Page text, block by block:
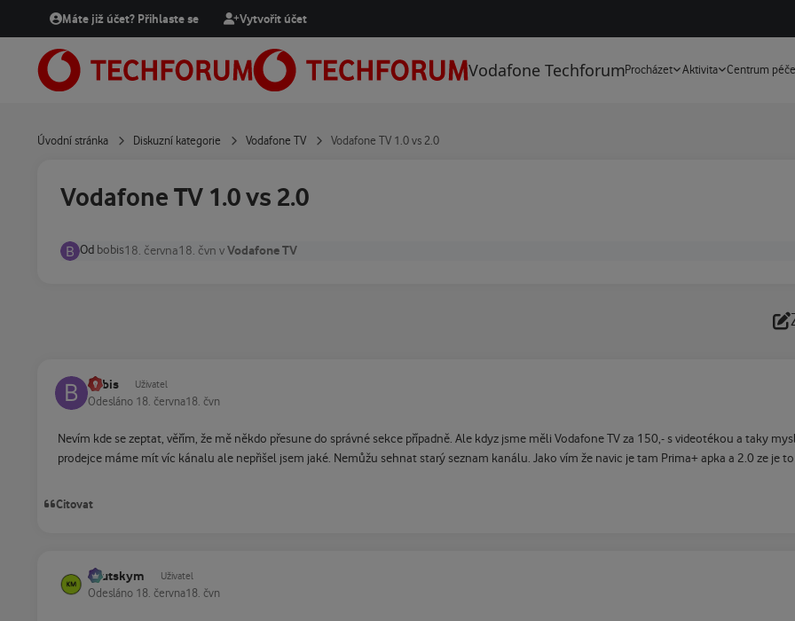
Přejít na obsah
Máte již účet? Přihlaste se Vytvořit účet
Vodafone TechforumProcházet Aktivita Centrum péče
Úvodní stránka Diskuzní kategorie Vodafone TV Vodafone TV 1.0 vs 2.0
Vodafone TV 1.0 vs 2.0
Od bobis18. června18. čvn vVodafone TV
bobis Uživatel
Odesláno 18. června18. čvn
Nevím kde se zeptat, věřím, že mě někdo přesune do správné sekce případně. Ale kdyz jsme měli Vodafone TV za 150,- s videotékou a taky
prodejce máme mít víc kánalu ale nepřišel jsem jaké. Nemůžu sehnat starý seznam kanálu. Jako vím že navic je tam Prima+ apka a 2.0 ze je
Citovat
kautskym Uživatel
Odesláno 18. června18. čvn